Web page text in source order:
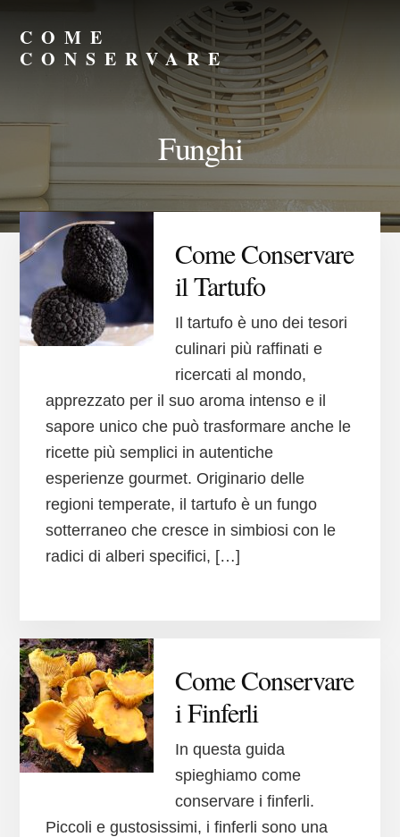
primary
sidebar
contentCOME
CONSERVARE
Come
Conservare
Funghi
Come Conservare
il Tartufo
Il tartufo è uno dei tesori
culinari più raffinati e
ricercati al mondo,
apprezzato per il suo aroma intenso e il
sapore unico che può trasformare anche le
ricette più semplici in autentiche
esperienze gourmet. Originario delle
regioni temperate, il tartufo è un fungo
sotterraneo che cresce in simbiosi con le
radici di alberi specifici, […]
Come Conservare
i Finferli
In questa guida
spieghiamo come
conservare i finferli.
Piccoli e gustosissimi, i finferli sono una